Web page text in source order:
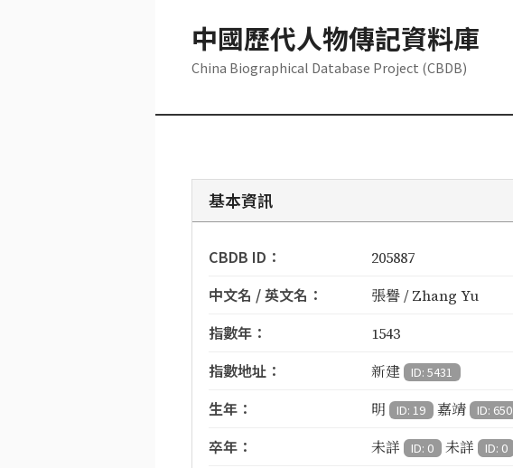
中國歷代人物傳記資料庫
China Biographical Database Project (CBDB)
基本資訊
CBDB ID： 205887
中文名 / 英文名： 張譽 / Zhang Yu
指數年： 1543
指數地址： 新建 ID: 5431
生年： 明 ID: 19 嘉靖 ID: 650
卒年：
未詳 ID: 0 未詳 ID: 0